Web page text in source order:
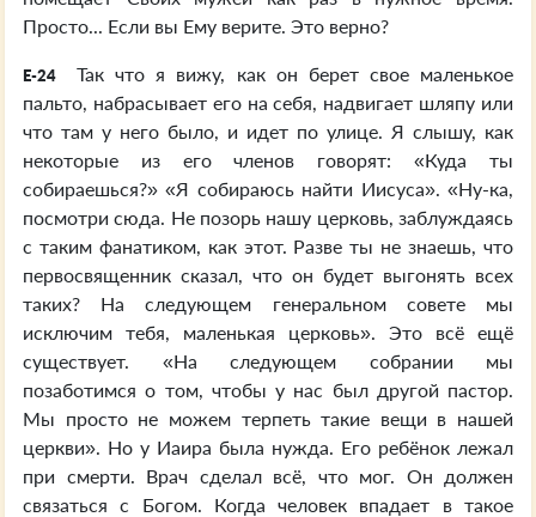
Просто... Если вы Ему верите. Это верно?
E-24
Так что я вижу, как он берет свое маленькое
пальто, набрасывает его на себя, надвигает шляпу или
что там у него было, и идет по улице. Я слышу, как
некоторые из его членов говорят: «Куда ты
собираешься?» «Я собираюсь найти Иисуса». «Ну-ка,
посмотри сюда. Не позорь нашу церковь, заблуждаясь
с таким фанатиком, как этот. Разве ты не знаешь, что
первосвященник сказал, что он будет выгонять всех
таких? На следующем генеральном совете мы
исключим тебя, маленькая церковь». Это всё ещё
существует. «На следующем собрании мы
позаботимся о том, чтобы у нас был другой пастор.
Мы просто не можем терпеть такие вещи в нашей
церкви». Но у Иаира была нужда. Его ребёнок лежал
при смерти. Врач сделал всё, что мог. Он должен
связаться с Богом. Когда человек впадает в такое